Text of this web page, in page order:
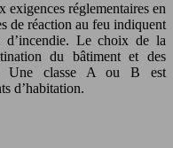
exigences réglementaires en
de réaction au feu indiquent
d’incendie. Le choix de la
du bâtiment et des
Une classe A ou B est
d’habitation.